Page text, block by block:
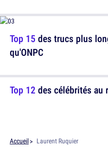
Top 15 des trucs plus
qu'ONPC
Top 12 des célébrités
Accueil Laurent Ruquier